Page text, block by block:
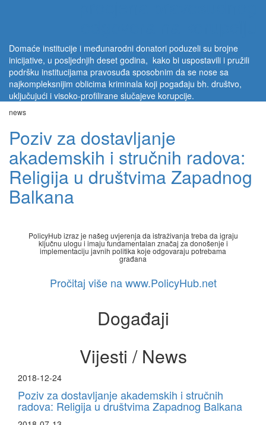
Domaće institucije i međunarodni donatori poduzeli su brojne
inicijative, u posljednjih deset godina, kako bi uspostavili i pružili
podršku institucijama pravosuđa sposobnim da se nose sa
najkompleksnijim oblicima kriminala koji pogađaju bh. društvo,
uključujući i visoko-profilirane slučajeve korupcije.
news
Poziv za dostavljanje
akademskih i stručnih radova:
Religija u društvima Zapadnog
Balkana
PolicyHub izraz je našeg uvjerenja da istraživanja treba da igraju
ključnu ulogu i imaju fundamentalan značaj za donošenje i
implementaciju javnih politika koje odgovaraju potrebama
građana
Pročitaj više na www.PolicyHub.net
Događaji
Vijesti / News
2018-12-24
Poziv za dostavljanje akademskih i stručnih
radova: Religija u društvima Zapadnog Balkana